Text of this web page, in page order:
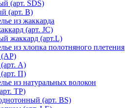
(арт. SDS)
(арт. В)
из жаккарда
(арт. JC)
жаккард (арт.L)
из хлопка полотняного плетения
А)
П)
из натуральных волокон
ТР)
(арт. BS)